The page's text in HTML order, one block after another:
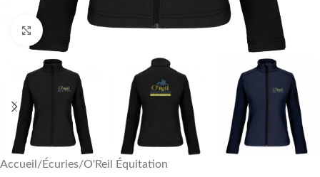
Agrandir
Accueil /Écuries/O'Reil Équitation